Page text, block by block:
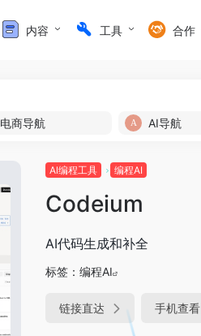
内容 工具 合作
电商导航 AI导航
Al编程工具 编程AI
Codeium
AI代码生成和补全
标签： 编程AI
链接直达 手机查看